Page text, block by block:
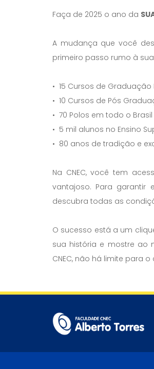
Faça de 2025 o ano da
A mudança que você
primeiro passo rumo à
• 15 Cursos de Graduação
• 10 Cursos de Pós
• 70 Polos em todo o Brasil
• 5 mil alunos no Ensino
• 80 anos de tradição e
Na CNEC, você tem
vantajoso. Para garantir
descubra todas as
O sucesso está a um
sua história e mostre ao
CNEC, não há limite para